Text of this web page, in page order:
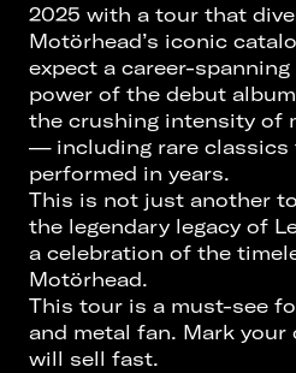
2025 with a tour that
Motörhead’s iconic
expect a career-
power of the debut
the crushing intensity of
— including rare classics
performed in years.
This is not just another
the legendary legacy of
a celebration of the
Motörhead.
This tour is a must-see
and metal fan. Mark your
will sell fast.